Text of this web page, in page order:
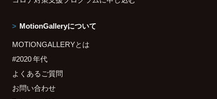
MotionGalleryについて
MOTIONGALLERYとは
#2020 年代
よくあるご質問
お問い合わせ